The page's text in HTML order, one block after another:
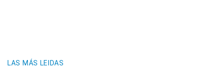
LAS MÁS LEIDAS